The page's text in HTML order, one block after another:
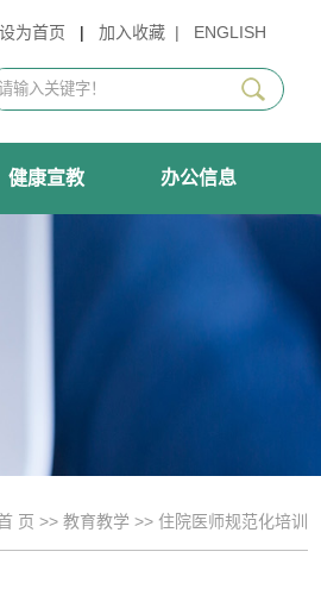
为首页 | 加入收藏 | ENGLISH
健康宣教 办公信息
页 >> 教育教学 >> 住院医师规范化培训